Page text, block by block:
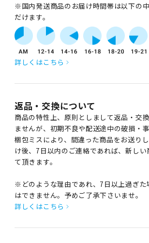
※国内発送商品のお届け時間帯は以下の
だけます。
詳しくはこちら
返品・交換について
商品の特性上、原則としまして返品・交
ませんが、初期不良や配送途中の破損・
梱包ミスにより、間違った商品をお送り
け後、7日以内のご連絡であれば、新し
て頂きます。
※どのような理由であれ、7日以上過ぎた
はできません。予めご了承下さいませ。
詳しくはこちら